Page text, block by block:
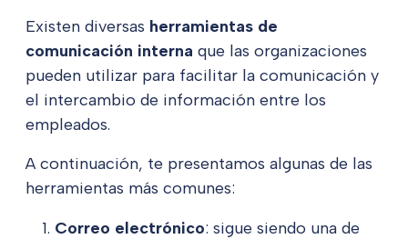
Existen diversas herramientas de
comunicación interna que las organizaciones
pueden utilizar para facilitar la comunicación y
el intercambio de información entre los
empleados.
A continuación, te presentamos algunas de las
herramientas más comunes:
Correo electrónico: sigue siendo una de